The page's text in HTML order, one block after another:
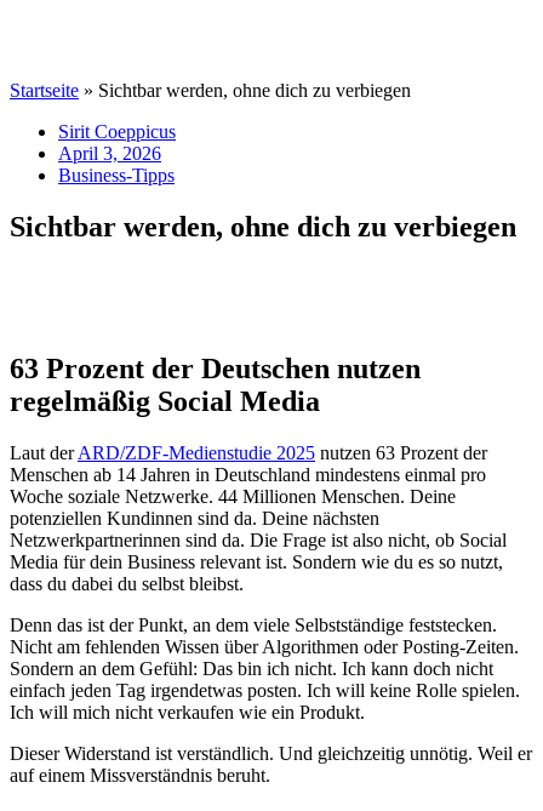
Startseite » Sichtbar werden, ohne dich zu verbiegen
Sirit Coeppicus
April 3, 2026
Business-Tipps
Sichtbar werden, ohne dich zu verbiegen
63 Prozent der Deutschen nutzen
regelmäßig Social Media
Laut derARD/ZDF-Medienstudie 2025 nutzen 63 Prozent der
Menschen ab 14 Jahren in Deutschland mindestens einmal pro
Woche soziale Netzwerke. 44 Millionen Menschen. Deine
potenziellen Kundinnen sind da. Deine nächsten
Netzwerkpartnerinnen sind da. Die Frage ist also nicht, ob Social
Media für dein Business relevant ist. Sondern wie du es so nutzt,
dass du dabei du selbst bleibst.
Denn das ist der Punkt, an dem viele Selbstständige feststecken.
Nicht am fehlenden Wissen über Algorithmen oder Posting-Zeiten.
Sondern an dem Gefühl: Das bin ich nicht. Ich kann doch nicht
einfach jeden Tag irgendetwas posten. Ich will keine Rolle spielen.
Ich will mich nicht verkaufen wie ein Produkt.
Dieser Widerstand ist verständlich. Und gleichzeitig unnötig. Weil er
auf einem Missverständnis beruht.